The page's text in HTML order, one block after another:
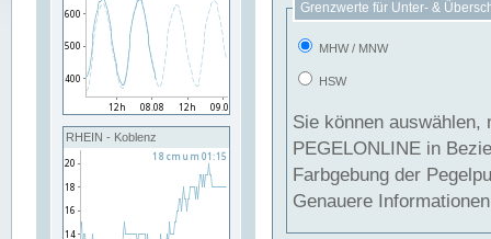
RHEIN - Koblenz
Grenzwerte für Unter- &
MHW / MNW
HSW
Sie können
PEGELONLINE in Beziehung
Farbgebung der
Genauere